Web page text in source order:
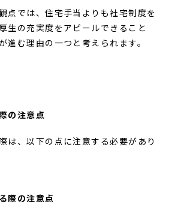
点では、住宅手当よりも社宅制度を
生の充実度をアピールできること
進む理由の一つと考えられます。
の注意点
は、以下の点に注意する必要があり
際の注意点